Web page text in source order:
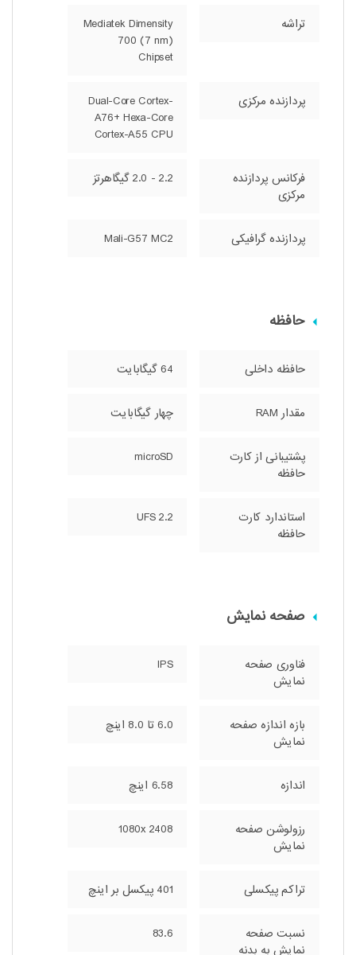
تراشه
Mediatek Dimensity
700 (7 nm)
Chipset
پردازنده‌ مرکزی
Dual-Core Cortex-
A76+ Hexa-Core
Cortex-A55 CPU
فرکانس پردازنده‌
مرکزی
2.2 - 2.0 گیگاهرتز
پردازنده‌ گرافیکی Mali-G57 MC2
حافظه
حافظه داخلی 64 گیگابایت
مقدار RAM چهار گیگابایت
پشتیبانی از کارت
حافظه
microSD
استاندارد کارت
حافظه
UFS 2.2
صفحه نمایش
فناوری صفحه‌
نمایش
IPS
بازه‌ اندازه صفحه
نمایش
6.0 تا 8.0 اینچ
اندازه 6.58 اینچ
رزولوشن صفحه
نمایش
1080x 2408
تراکم پیکسلی 401 پیکسل بر اینچ
نسبت صفحه‌
نمایش به بدنه
83.6